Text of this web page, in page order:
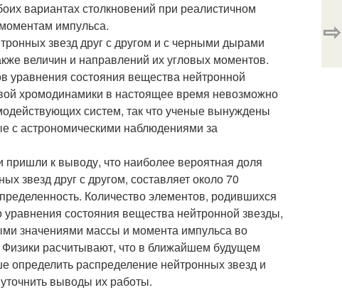
вариантах столкновений при реалистичном
импульса.
звезд друг с другом и с черными дырами
величин и направлений их угловых моментов.
уравнения состояния вещества нейтронной
хромодинамики в настоящее время невозможно
систем, так что ученые вынуждены
с астрономическими наблюдениями за
к выводу, что наиболее вероятная доля
звезд друг с другом, составляет около 70
Количество элементов, родившихся
уравнения состояния вещества нейтронной звезды,
значениями массы и момента импульса во
расчитывают, что в ближайшем будущем
определить распределение нейтронных звезд и
выводы их работы.
⇨